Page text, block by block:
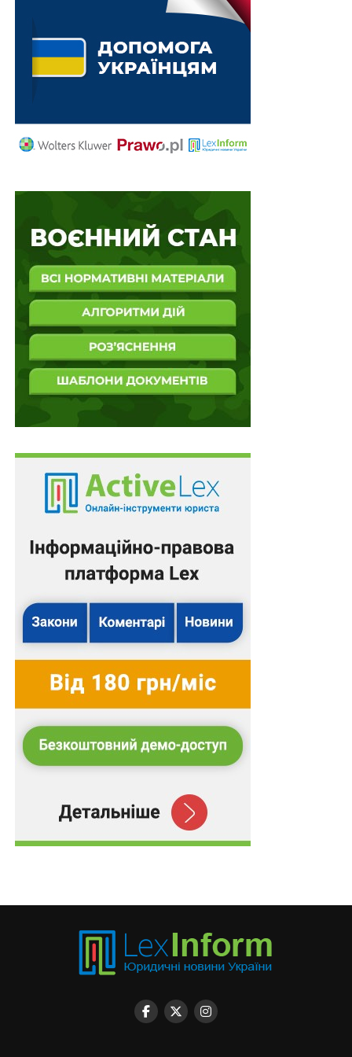
Зв'язок між пошкодженнями й шахрайством з
одометром: пошкоджені авто в Україні частіше
мають…
II квартал 2026 року: в Україні зареєстровано в
Україні, але які неписані правила варто знати
для…
ПОВ'ЯЗАНІ ТЕМИ: ЄСПЛ
ЛЮСТРАЦІЯ
МІНІСТЕРСТВО ЮСТИЦІЇ УКРАЇНИ
НАСТУПНА
Яка різниця між викривачем і заявником?
Чому не виправдалися очікування переатестації
обласних прокурорів?